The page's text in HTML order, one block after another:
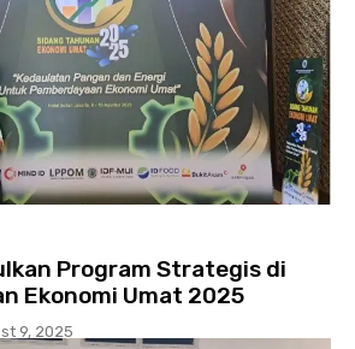
Program Strategis di
Ekonomi Umat 2025
9, 2025